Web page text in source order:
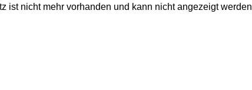
ist nicht mehr vorhanden und kann nicht angezeigt werden